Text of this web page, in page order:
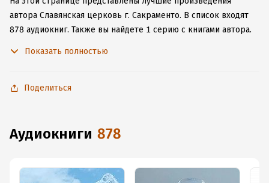
автора Славянская церковь г. Сакраменто. В список входят
878 аудиокниг. Также вы найдете 1 серию с книгами автора.
с любимыми произведениями даже без подключения
Показать полностью
Поделиться
аудиокниги 878